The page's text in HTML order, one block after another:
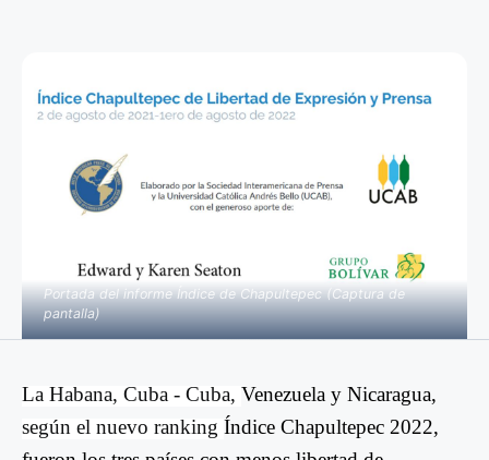
Portada del informe Índice de Chapultepec (Captura de
pantalla)
La Habana, Cuba - Cuba, Venezuela y Nicaragua,
según el nuevo ranking Índice Chapultepec 2022,